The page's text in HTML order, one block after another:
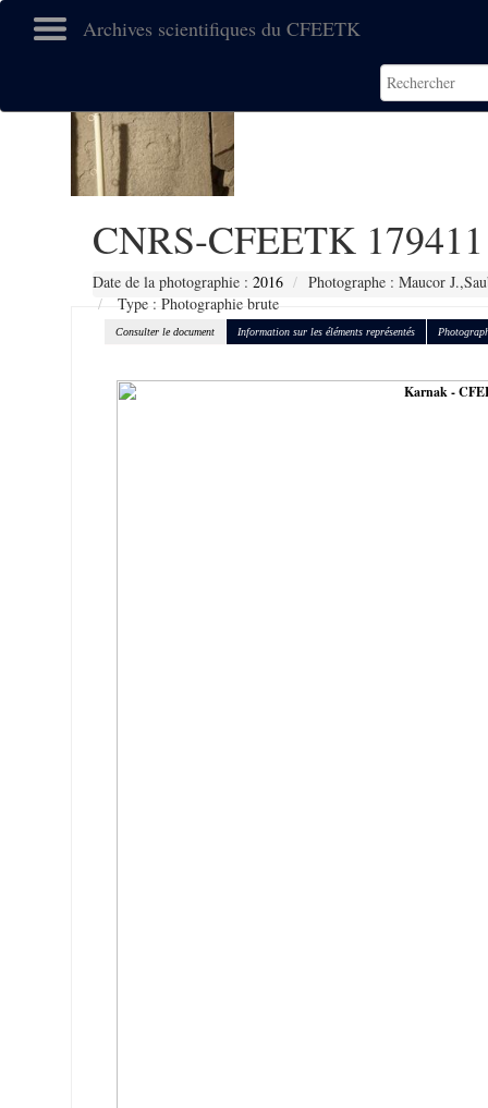
Archives scientifiques du CFEETK
CNRS-CFEETK 179411
Date de la photographie : 2016
Photographe : Maucor
Type : Photographie brute
Consulter le document Information sur les éléments représentés